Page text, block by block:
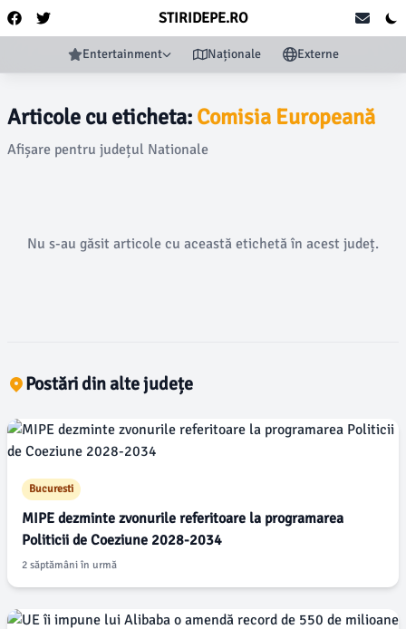
STIRIDEPE.RO
Entertainment Naționale Externe
Articole cu eticheta: Comisia Europeană
Afișare pentru județul Nationale
Nu s-au găsit articole cu această etichetă în acest județ.
Postări din alte județe
Bucuresti
MIPE dezminte zvonurile referitoare la programarea
Politicii de Coeziune 2028-2034
2 săptămâni în urmă